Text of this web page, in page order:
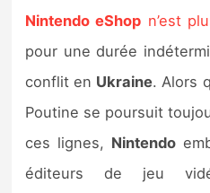
Tests de jeux
Tests d’accessoires
Autres tests
Previews
Nintendo eShop n’est
pour une durée
conflit en Ukraine. Alors
Poutine se poursuit
ces lignes, Nintendo
éditeurs de jeu